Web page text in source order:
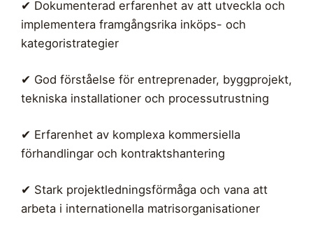
✔ Dokumenterad erfarenhet av att utveckla och
implementera framgångsrika inköps- och
kategoristrategier
✔ God förståelse för entreprenader, byggprojekt,
tekniska installationer och processutrustning
✔ Erfarenhet av komplexa kommersiella
förhandlingar och kontraktshantering
✔ Stark projektledningsförmåga och vana att
arbeta i internationella matrisorganisationer